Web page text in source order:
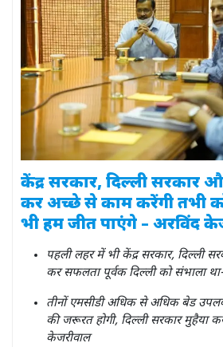
केंद्र सरकार, दिल्ली सरकार
कर अच्छे से काम करेंगी तभी
भी हम जीत पाएंगे – अरविंद
पहली लहर में भी केंद्र सरकार, दिल्ली
कर सफलता पूर्वक दिल्ली को संभाला
तीनों एमसीडी अधिक से अधिक बेड
की जरूरत होगी, दिल्ली सरकार मुहैया
केजरीवाल